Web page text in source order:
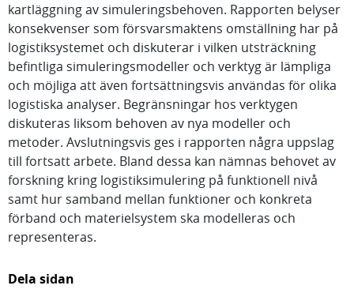
kartläggning av simuleringsbehoven. Rapporten belyser
konsekvenser som försvarsmaktens omställning har på
logistiksystemet och diskuterar i vilken utsträckning
befintliga simuleringsmodeller och verktyg är lämpliga
och möjliga att även fortsättningsvis användas för olika
logistiska analyser. Begränsningar hos verktygen
diskuteras liksom behoven av nya modeller och
metoder. Avslutningsvis ges i rapporten några uppslag
till fortsatt arbete. Bland dessa kan nämnas behovet av
forskning kring logistiksimulering på funktionell nivå
samt hur samband mellan funktioner och konkreta
förband och materielsystem ska modelleras och
representeras.
Dela sidan